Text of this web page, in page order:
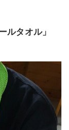
ルタオル」